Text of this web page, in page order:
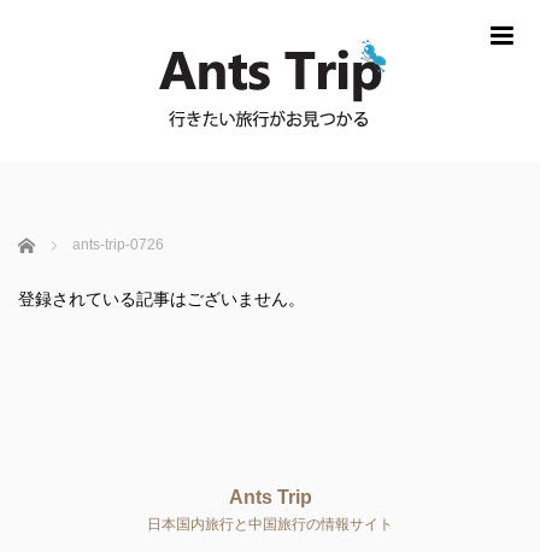
ホーム ants-trip-0726
登録されている記事はございません。
Ants Trip
日本国内旅行と中国旅行の情報サイト